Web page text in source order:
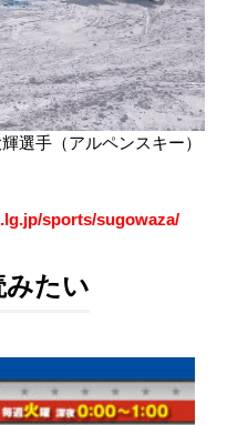
選手（アルペンスキー）
sports/sugowaza/
たい